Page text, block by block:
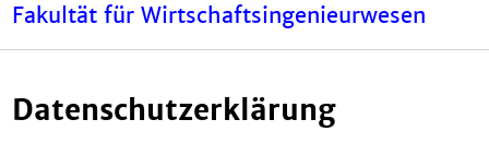
Fakultät für Wirtschaftsingenieurwesen
Datenschutzerklärung